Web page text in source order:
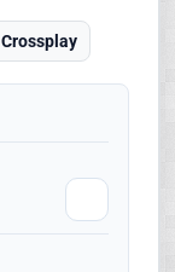
Crossplay